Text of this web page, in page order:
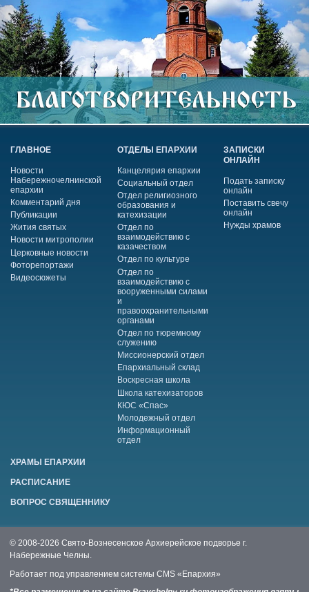
ГЛАВНОЕ
Новости
Набережночелнинской
епархии
Комментарий дня
Публикации
Жития святых
Новости митрополии
Церковные новости
Фоторепортажи
Видеосюжеты
ОТДЕЛЫ ЕПАРХИИ
Канцелярия епархии
Социальный отдел
Отдел религиозного
образования и
катехизации
Отдел по
взаимодействию с
казачеством
Отдел по культуре
Отдел по
взаимодействию с
вооруженными силами
и
правоохранительными
органами
Отдел по тюремному
служению
Миссионерский отдел
Епархиальный склад
Воскресная школа
Школа катехизаторов
КЮС «Спас»
Молодежный отдел
Информационный
отдел
ЗАПИСКИ
ОНЛАЙН
Подать записку
онлайн
Поставить свечу
онлайн
Нужды храмов
ХРАМЫ ЕПАРХИИ
РАСПИСАНИЕ
ВОПРОС СВЯЩЕННИКУ
© 2008-2026 Свято-Вознесенское Архиерейское подворье г.
Набережные Челны.
Работает под управлением системы CMS «Епархия»